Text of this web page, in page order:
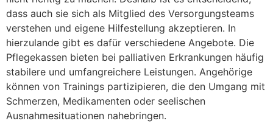
dass auch sie sich als Mitglied des Versorgungsteams
verstehen und eigene Hilfestellung akzeptieren. In
hierzulande gibt es dafür verschiedene Angebote. Die
Pflegekassen bieten bei palliativen Erkrankungen häufig
stabilere und umfangreichere Leistungen. Angehörige
können von Trainings partizipieren, die den Umgang mit
Schmerzen, Medikamenten oder seelischen
Ausnahmesituationen nahebringen.